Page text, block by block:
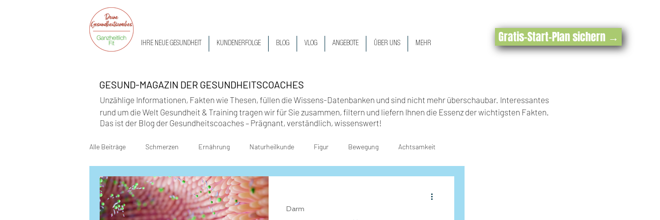
IHRE NEUE GESUNDHEIT KUNDENERFOLGE BLOG VLOG ANGEBOTE ÜBER UNS MEHR Gratis-Start-Plan sichern →
GESUND-MAGAZIN DER GESUNDHEITSCOACHES
Alle Beiträge Schmerzen Ernährung Naturheilkunde Figur Bewegung Achtsamkeit
Alltagstipps Ganzheitliche Gesundheit Stress & Regeneration
Darm
Unzählige Informationen, Fakten wie Thesen, füllen die Wissens-Datenbanken und sind nicht mehr überschaubar. Interessantes
rund um die Welt Gesundheit & Training tragen wir für Sie zusammen, filtern und liefern Ihnen die Essenz der wichtigsten Fakten.
Das ist der Blog der Gesundheitscoaches – Prägnant, verständlich, wissenswert!